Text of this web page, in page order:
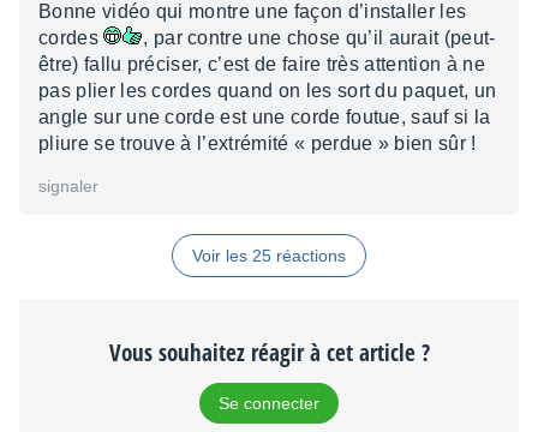
Bonne vidéo qui montre une façon d’installer les
cordes
, par contre une chose qu’il aurait (peut-
être) fallu préciser, c’est de faire très attention à ne
pas plier les cordes quand on les sort du paquet, un
angle sur une corde est une corde foutue, sauf si la
pliure se trouve à l’extrémité « perdue » bien sûr !
signaler
Voir les 25 réactions
Vous souhaitez réagir à cet article ?
Se connecter